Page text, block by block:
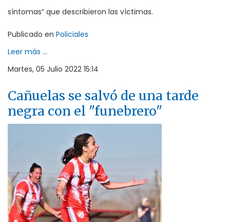
síntomas” que describieron las víctimas.
Publicado en Policiales
Leer más ...
Martes, 05 Julio 2022 15:14
Cañuelas se salvó de una tarde
negra con el "funebrero"